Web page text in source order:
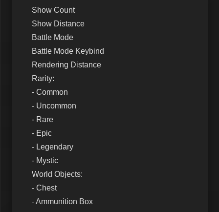
Show Count
Show Distance
Battle Mode
Battle Mode Keybind
Rendering Distance
Rarity:
- Common
- Uncommon
- Rare
- Epic
- Legendary
- Mystic
World Objects:
- Chest
- Ammunition Box